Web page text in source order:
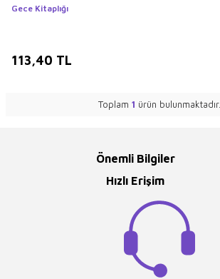
Gece Kitaplığı
113,40 TL
Toplam 1 ürün bulunmaktadır.
Önemli Bilgiler
Hızlı Erişim